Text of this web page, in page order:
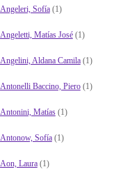
Angeleri, Sofía(1)
Angeletti, Matías José(1)
Angelini, Aldana Camila(1)
Antonelli Baccino, Piero(1)
Antonini, Matías(1)
Antonow, Sofía(1)
Aon, Laura(1)